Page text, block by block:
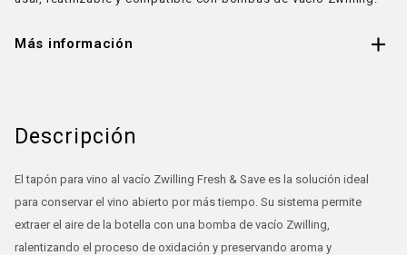
Más información
Descripción
El tapón para vino al vacío Zwilling Fresh & Save es la solución ideal
para conservar el vino abierto por más tiempo. Su sistema permite
extraer el aire de la botella con una bomba de vacío Zwilling,
ralentizando el proceso de oxidación y preservando aroma y